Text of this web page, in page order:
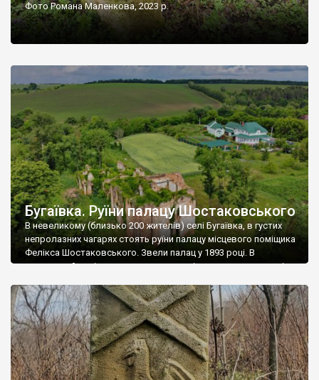
Фото Романа Маленкова, 2023 р.
Бугаївка. Руїни палацу Шостаковського
В невеликому (близько 200 жителів) селі Бугаївка, в густих
непролазних чагарях стоять руїни палацу місцевого поміщика
Фелікса Шостаковського. Звели палац у 1893 році. В
радянський період у ньому спочатку містилася школа, потім
століття тут розмістили туберкульозну лікарню. Коли із
палацу виїхала лікарня – ми точно не […]